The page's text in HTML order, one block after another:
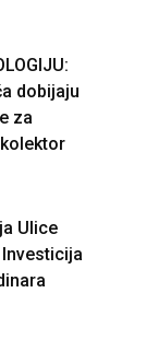
dobijaju
za
Ulice